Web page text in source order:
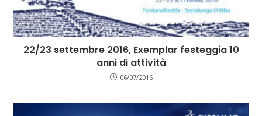
22/23 settembre 2016, Exemplar festeggia 10
anni di attività
06/07/2016